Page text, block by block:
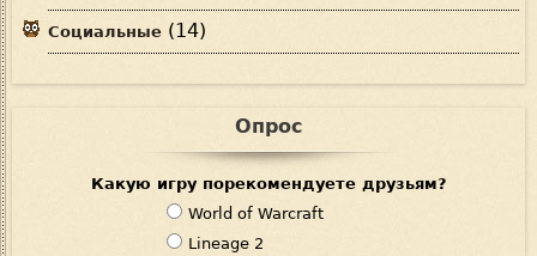
Социальные (14)
Опрос
Какую игру порекомендуете друзьям?
В
а
World of Warcraft
Lineage 2